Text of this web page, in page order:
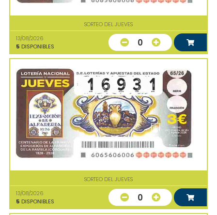
SORTEO DEL JUEVES
13/08/2026
5 DISPONIBLES 0
SORTEO DEL JUEVES
13/08/2026
5 DISPONIBLES 0